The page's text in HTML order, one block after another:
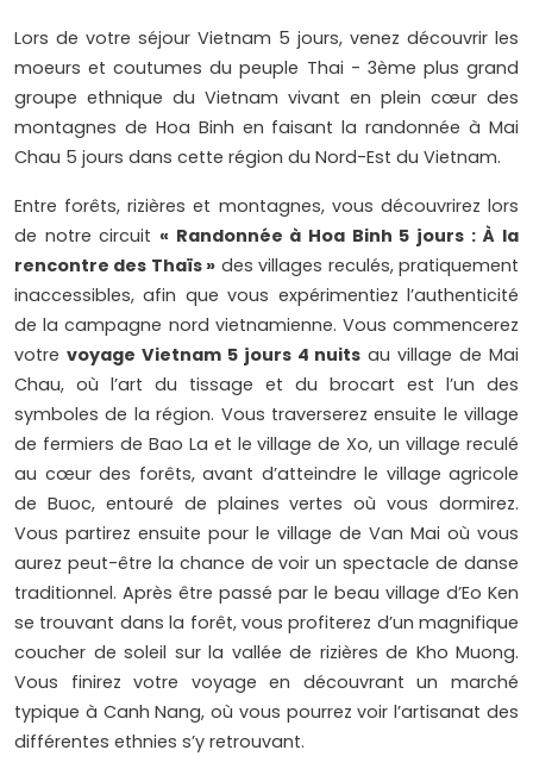
Lors de votre séjour Vietnam 5 jours, venez découvrir les
moeurs et coutumes du peuple Thai - 3ème plus grand
groupe ethnique du Vietnam vivant en plein cœur des
montagnes de Hoa Binh en faisant la randonnée à Mai
Chau 5 jours dans cette région du Nord-Est du Vietnam.
Entre forêts, rizières et montagnes, vous découvrirez lors
de notre circuit « Randonnée à Hoa Binh 5 jours : À la
rencontre des Thaïs » des villages reculés, pratiquement
inaccessibles, afin que vous expérimentiez l’authenticité
de la campagne nord vietnamienne. Vous commencerez
votre voyage Vietnam 5 jours 4 nuits au village de Mai
Chau, où l’art du tissage et du brocart est l’un des
symboles de la région. Vous traverserez ensuite le village
de fermiers de Bao La et le village de Xo, un village reculé
au cœur des forêts, avant d’atteindre le village agricole
de Buoc, entouré de plaines vertes où vous dormirez.
Vous partirez ensuite pour le village de Van Mai où vous
aurez peut-être la chance de voir un spectacle de danse
traditionnel. Après être passé par le beau village d’Eo Ken
se trouvant dans la forêt, vous profiterez d’un magnifique
coucher de soleil sur la vallée de rizières de Kho Muong.
Vous finirez votre voyage en découvrant un marché
typique à Canh Nang, où vous pourrez voir l’artisanat des
différentes ethnies s’y retrouvant.